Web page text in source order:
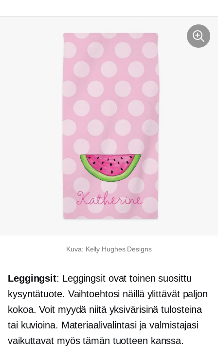
Kuva: Kelly Hughes Designs
Leggingsit: Leggingsit ovat toinen suosittu
kysyntätuote. Vaihtoehtosi näillä ylittävät paljon
kokoa. Voit myydä niitä yksivärisinä tulosteina
tai kuvioina. Materiaalivalintasi ja valmistajasi
vaikuttavat myös tämän tuotteen kanssa.